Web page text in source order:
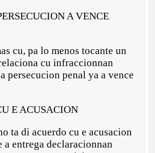
A VENCE
cu, pa lo menos tocante un
cu infraccionnan
persecucion penal ya a vence
E ACUSACION
ta di acuerdo cu e acusacion
a entrega declaracionnan